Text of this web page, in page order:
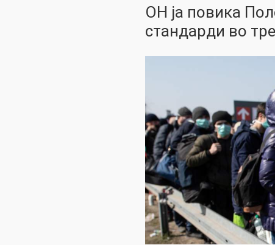
ОН ја повика
стандарди во